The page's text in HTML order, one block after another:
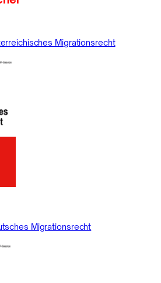
Migrationsrecht
Migrationsrecht